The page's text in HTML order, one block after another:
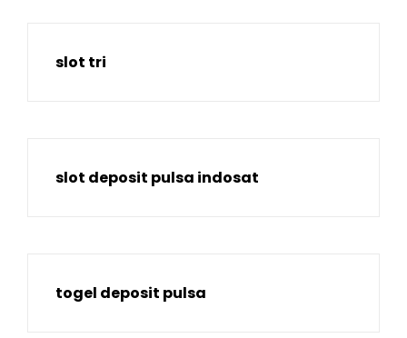
slot tri
slot deposit pulsa indosat
togel deposit pulsa